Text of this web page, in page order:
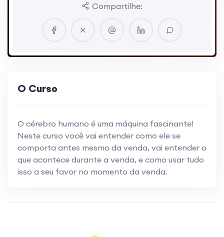
Compartilhe:
O Curso
O cérebro humano é uma máquina fascinante!
Neste curso você vai entender como ele se
comporta antes mesmo da venda, vai entender o
que acontece durante a venda, e como usar tudo
isso a seu favor no momento da venda.